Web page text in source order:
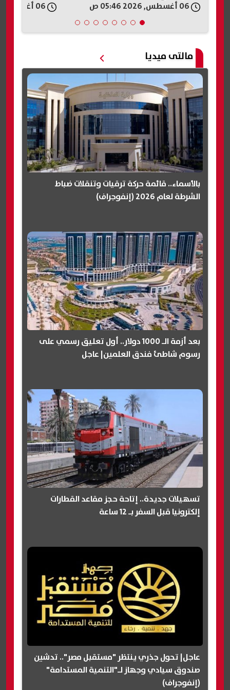
مالتى ميديا
بالأسماء.. قائمة حركة ترقيات وتنقلات ضباط
الشرطة لعام 2026 (إنفوجراف)
بعد أزمة الـ 1000 دولار.. أول تعليق رسمي على
رسوم شاطئ فندق العلمين| عاجل
تسهيلات جديدة.. إتاحة حجز مقاعد القطارات
إلكترونيا قبل السفر بـ 12 ساعة
عاجل| تحول جذري ينتظر "مستقبل مصر".. تدشين
صندوق سيادي وجهاز لـ"التنمية المستدامة"
(إنفوجراف)